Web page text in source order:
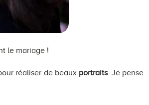
le mariage !
réaliser de beaux portraits. Je pense